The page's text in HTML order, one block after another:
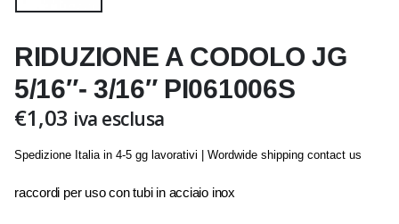
RIDUZIONE A CODOLO JG
5/16″- 3/16″ PI061006S
€1,03 iva esclusa
Spedizione Italia in 4-5 gg lavorativi | Wordwide shipping contact us
raccordi per uso con tubi in acciaio inox